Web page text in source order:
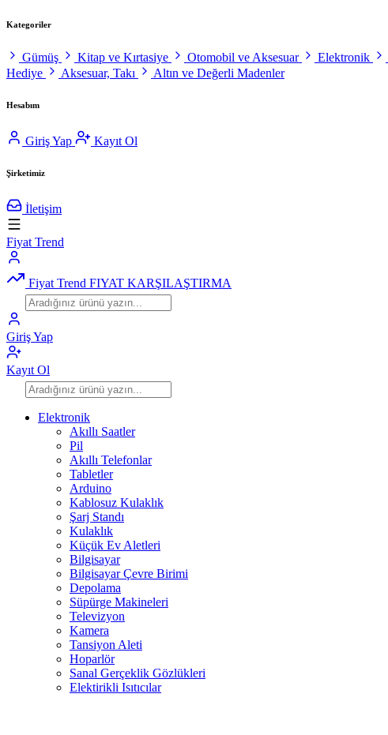
Kategoriler
Gümüş Kitap ve Kırtasiye Otomobil ve Aksesuar Elektronik
Hediye
Aksesuar, Takı Altın ve Değerli Madenler
Hesabım
Giriş Yap Kayıt Ol
Şirketimiz
İletişim
Fiyat Trend
Fiyat Trend FIYAT KARŞILAŞTIRMA
Giriş Yap
Kayıt Ol
Elektronik
Akıllı Saatler
Pil
Akıllı Telefonlar
Tabletler
Arduino
Kablosuz Kulaklık
Şarj Standı
Kulaklık
Küçük Ev Aletleri
Bilgisayar
Bilgisayar Çevre Birimi
Depolama
Süpürge Makineleri
Televizyon
Kamera
Tansiyon Aleti
Hoparlör
Sanal Gerçeklik Gözlükleri
Elektirikli Isıtıcılar